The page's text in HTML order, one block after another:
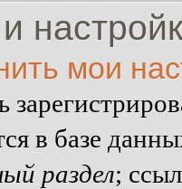
мои
в базе
раздел;